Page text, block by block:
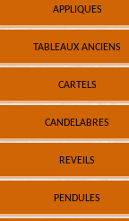
APPLIQUES
TABLEAUX ANCIENS
CARTELS
CANDELABRES
REVEILS
PENDULES